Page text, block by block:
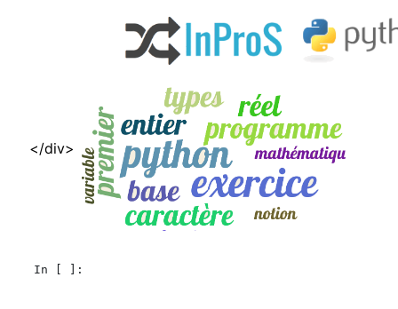
</div>
In [ ]: